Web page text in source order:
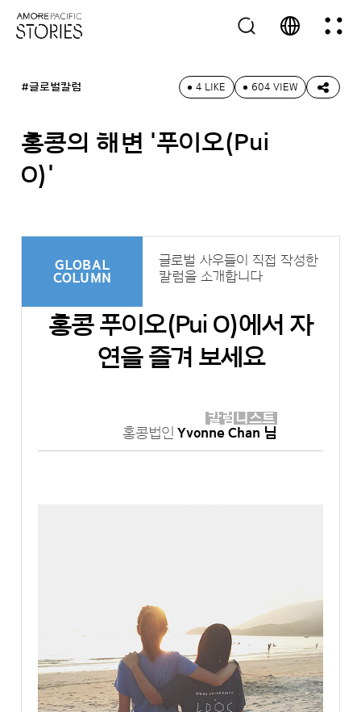
#글로벌칼럼 4 LIKE 604 VIEW
홍콩의 해변 '푸이오(Pui
O)'
GLOBAL
COLUMN
글로벌 사우들이 직접 작성한
칼럼을 소개합니다
홍콩 푸이오(Pui O)에서 자
연을 즐겨 보세요
칼럼니스트
홍콩법인 Yvonne Chan 님